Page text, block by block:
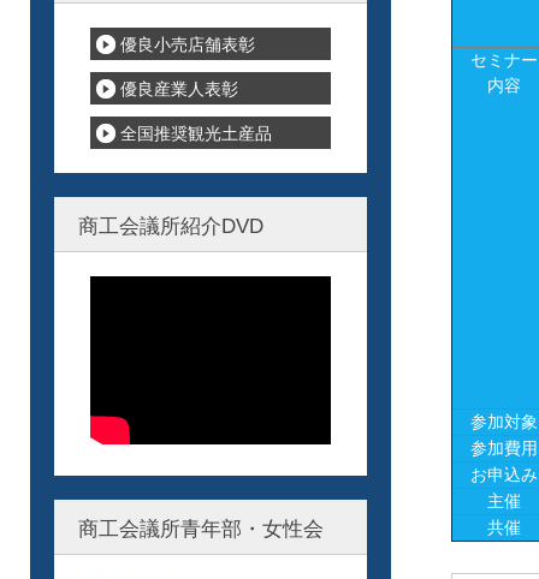
セミナー
内容
参加対象
参加費用
お申込み
主催
共催
優良小売店舗表彰
優良産業人表彰
全国推奨観光土産品
商工会議所紹介DVD
商工会議所青年部・女性会